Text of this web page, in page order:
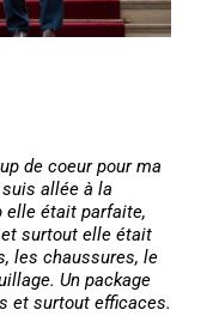
de coeur pour ma
allée à la
elle était parfaite,
surtout elle était
les chaussures, le
Un package
et surtout efficaces.